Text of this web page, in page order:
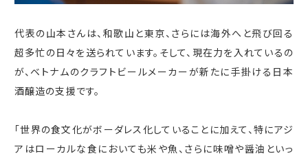
代表の山本さんは、和歌山と東京、さらには海外へと飛び回る
超多忙の日々を送られています。そして、現在力を入れているの
が、ベトナムのクラフトビールメーカーが新たに手掛ける日本
酒醸造の支援です。
「世界の食文化がボーダレス化していることに加えて、特にアジ
アはローカルな食においても米や魚、さらに味噌や醤油といっ